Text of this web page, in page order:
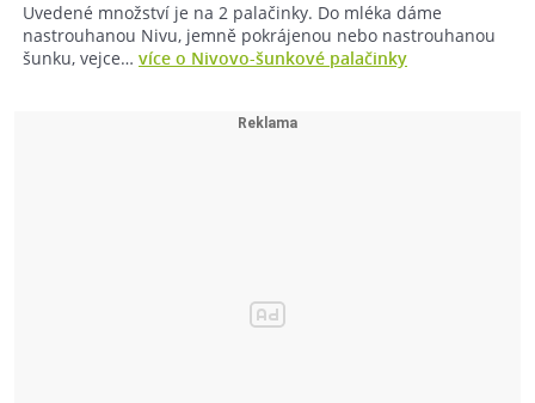
Uvedené množství je na 2 palačinky. Do mléka dáme
nastrouhanou Nivu, jemně pokrájenou nebo nastrouhanou
šunku, vejce… více o Nivovo-šunkové palačinky